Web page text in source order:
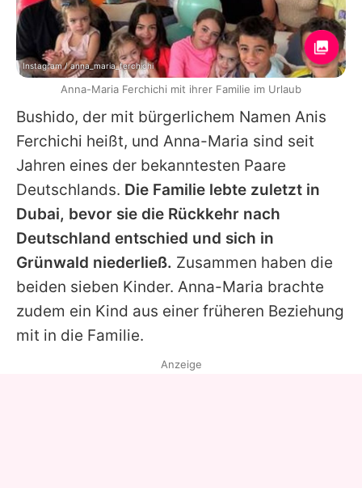
Bushido, der mit bürgerlichem Namen Anis
Ferchichi heißt, und Anna-Maria sind seit
Jahren eines der bekanntesten Paare
Deutschlands. Die Familie lebte zuletzt in
Dubai, bevor sie die Rückkehr nach
Deutschland entschied und sich in
Grünwald niederließ. Zusammen haben die
beiden sieben Kinder. Anna-Maria brachte
zudem ein Kind aus einer früheren Beziehung
mit in die Familie.
Instagram / anna_maria_ferchichi
Anna-Maria Ferchichi mit ihrer Familie im Urlaub
Anzeige